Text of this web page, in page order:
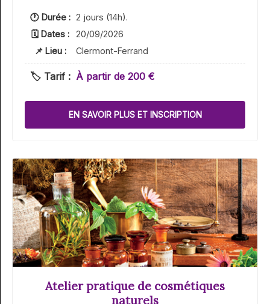
🕐 Durée : 2 jours (14h).
🗓 Dates :
20/09/2026
📌 Lieu :
Clermont-Ferrand
🏷️ Tarif : À partir de 200 €
EN SAVOIR PLUS ET INSCRIPTION
Atelier pratique de cosmétiques
naturels